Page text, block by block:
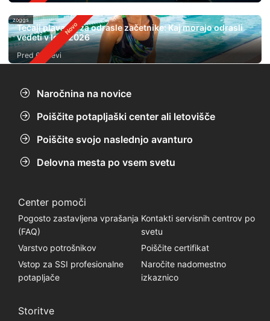
zoggs
Tečaji plavanja za odrasle začetnike: Kaj morajo odrasli
vedeti v letu 2026
Pred 6 dnevi
Naročnina na novice
Poiščite potapljaški center ali letovišče
Poiščite svojo naslednjo avanturo
Delovna mesta po vsem svetu
Center pomoči
Pogosto zastavljena vprašanja
(FAQ)
Kontakti servisnih centrov po
svetu
Varstvo potrošnikov
Poiščite certifikat
Vstop za SSI profesionalne
potapljače
Naročite nadomestno
izkaznico
Storitve